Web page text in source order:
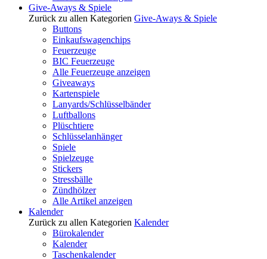
Give-Aways & Spiele
Zurück zu allen Kategorien Give-Aways & Spiele
Buttons
Einkaufswagenchips
Feuerzeuge
BIC Feuerzeuge
Alle Feuerzeuge anzeigen
Giveaways
Kartenspiele
Lanyards/Schlüsselbänder
Luftballons
Plüschtiere
Schlüsselanhänger
Spiele
Spielzeuge
Stickers
Stressbälle
Zündhölzer
Alle Artikel anzeigen
Kalender
Zurück zu allen Kategorien Kalender
Bürokalender
Kalender
Taschenkalender